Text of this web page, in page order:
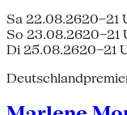
Sa 22.08.2620–21
So 23.08.2620–21
Di 25.08.2620–21